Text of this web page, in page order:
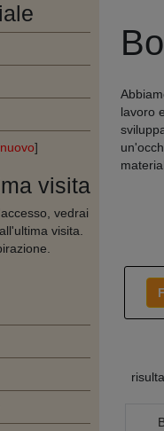
nuovo]
visita
vedrai
visita.
lavoro